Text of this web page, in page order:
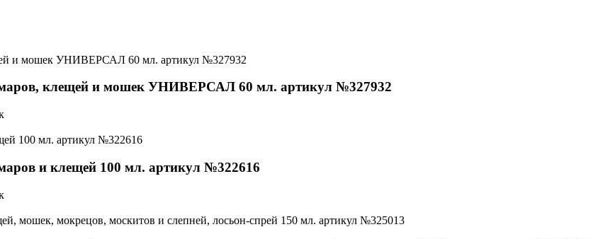
клещей и мошек УНИВЕРСАЛ 60 мл. артикул №327932
и клещей 100 мл. артикул №322616